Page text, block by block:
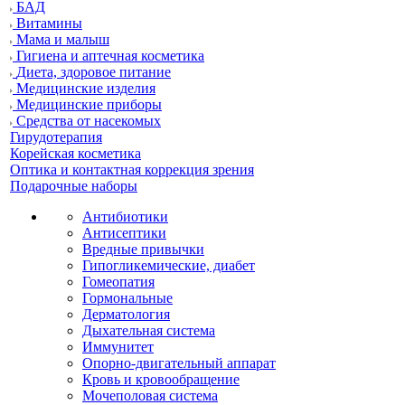
БАД
Витамины
Мама и малыш
Гигиена и аптечная косметика
Диета, здоровое питание
Медицинские изделия
Медицинские приборы
Средства от насекомых
Гирудотерапия
Корейская косметика
Оптика и контактная коррекция зрения
Подарочные наборы
Антибиотики
Антисептики
Вредные привычки
Гипогликемические, диабет
Гомеопатия
Гормональные
Дерматология
Дыхательная система
Иммунитет
Опорно-двигательный аппарат
Кровь и кровообращение
Мочеполовая система